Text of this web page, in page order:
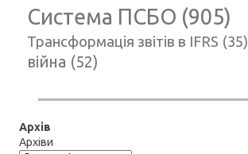
Система ПСБО (905)
Трансформація звітів в IFRS (35)
війна (52)
Архів
Архіви